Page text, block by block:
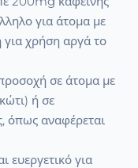
για άτομα με
για χρήση αργά το
σε άτομα με
ή σε
όπως αναφέρεται
ευεργετικό για